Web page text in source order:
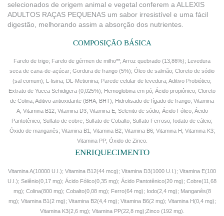
selecionados de origem animal e vegetal conferem a ALLEXIS
ADULTOS RAÇAS PEQUENAS um sabor irresistível e uma fácil
digestão, melhorando assim a absorção dos nutrientes.
COMPOSIÇÃO BÁSICA
Farelo de trigo; Farelo de gérmen de milho**; Arroz quebrado (13,86%); Levedura
seca de cana-de-açúcar; Gordura de frango (5%); Óleo de salmão; Cloreto de sódio
(sal comum); L-lisina; DL-Metionina; Parede celular de levedura; Aditivo Probiótico;
Extrato de Yucca Schidigera (0,025%); Hemoglobina em pó; Ácido propiônico; Cloreto
de Colina; Aditivo antioxidante (BHA, BHT); Hidrolisado de fígado de frango; Vitamina
A; Vitamina B12; Vitamina D3; Vitamina E; Selenito de sódio; Ácido Fólico; Ácido
Pantotênico; Sulfato de cobre; Sulfato de Cobalto; Sulfato Ferroso; Iodato de cálcio;
Óxido de manganês; Vitamina B1; Vitamina B2; Vitamina B6; Vitamina H; Vitamina K3;
Vitamina PP; Óxido de Zinco.
ENRIQUECIMENTO
Vitamina A(10000 U.I.); Vitamina B12(44 mcg); Vitamina D3(1000 U.I.); Vitamina E(100
U.I.); Selênio(0,17 mg); Ácido Fólico(0,35 mg); Ácido Pantotênico(20 mg); Cobre(11,68
mg); Colina(800 mg); Cobalto(0,08 mg); Ferro(64 mg); Iodo(2,4 mg); Manganês(8
mg); Vitamina B1(2 mg); Vitamina B2(4,4 mg); Vitamina B6(2 mg); Vitamina H(0,4 mg);
Vitamina K3(2,6 mg); Vitamina PP(22,8 mg);Zinco (192 mg).